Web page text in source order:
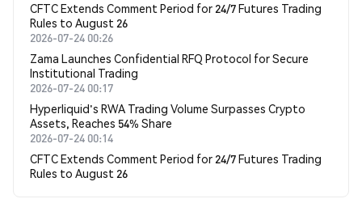
CFTC Extends Comment Period for 24/7 Futures Trading
Rules to August 26
2026-07-24 00:26
Zama Launches Confidential RFQ Protocol for Secure
Institutional Trading
2026-07-24 00:17
Hyperliquid's RWA Trading Volume Surpasses Crypto
Assets, Reaches 54% Share
2026-07-24 00:14
CFTC Extends Comment Period for 24/7 Futures Trading
Rules to August 26